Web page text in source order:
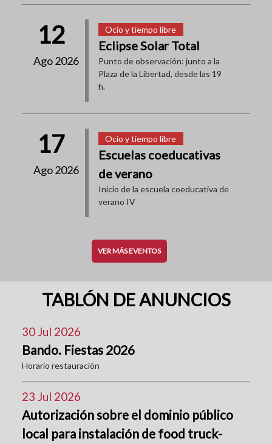
12
Ago 2026
Ocio y tiempo libre
Eclipse Solar Total
Punto de observación: junto a la
Plaza de la Libertad, desde las 19
h.
17
Ago 2026
Ocio y tiempo libre
Escuelas coeducativas
de verano
Inicio de la escuela coeducativa de
verano IV
VER MÁS EVENTOS
TABLÓN DE ANUNCIOS
30 Jul 2026
Bando. Fiestas 2026
Horario restauración
23 Jul 2026
Autorización sobre el dominio público
local para instalación de food truck-